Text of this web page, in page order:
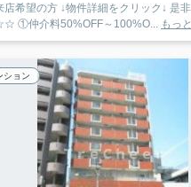
店希望の方 ↓物件詳細をクリック↓ 是
①仲介料50%OFF～100%O...
もっ
ション